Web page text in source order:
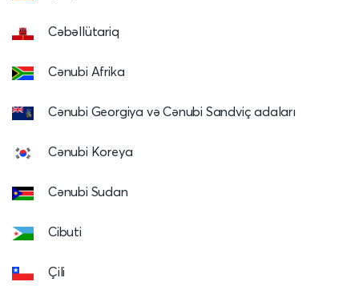
Cəbəllütariq
Cənubi Afrika
Cənubi Georgiya və Cənubi Sandviç adaları
Cənubi Koreya
Cənubi Sudan
Cibuti
Çili